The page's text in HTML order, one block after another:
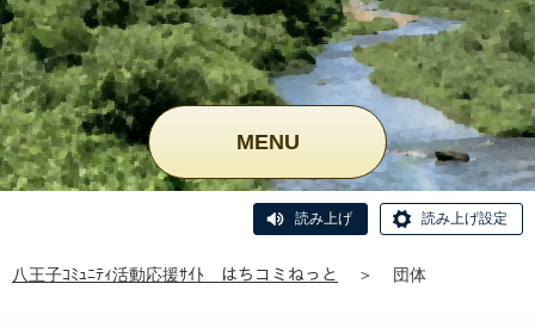
MENU
読み上げ 読み上げ設定
八王子ｺﾐｭﾆﾃｨ活動応援ｻｲﾄ はちコミねっと ＞ 団体